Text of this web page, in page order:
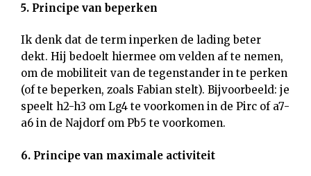
5. Principe van beperken
Ik denk dat de term inperken de lading beter
dekt. Hij bedoelt hiermee om velden af te nemen,
om de mobiliteit van de tegenstander in te perken
(of te beperken, zoals Fabian stelt). Bijvoorbeeld: je
speelt h2-h3 om Lg4 te voorkomen in de Pirc of a7-
a6 in de Najdorf om Pb5 te voorkomen.
6. Principe van maximale activiteit